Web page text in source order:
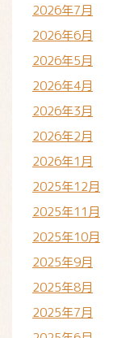
2026年7月
2026年6月
2026年5月
2026年4月
2026年3月
2026年2月
2026年1月
2025年12月
2025年11月
2025年10月
2025年9月
2025年8月
2025年7月